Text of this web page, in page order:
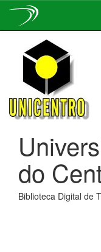
navigation
do
Biblioteca Digital de